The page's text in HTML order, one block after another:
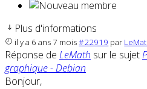
Plus d'informations
il y a 6 ans 7 mois#22919 par
Réponse de LeMath sur le sujet
graphique - Debian
Bonjour,